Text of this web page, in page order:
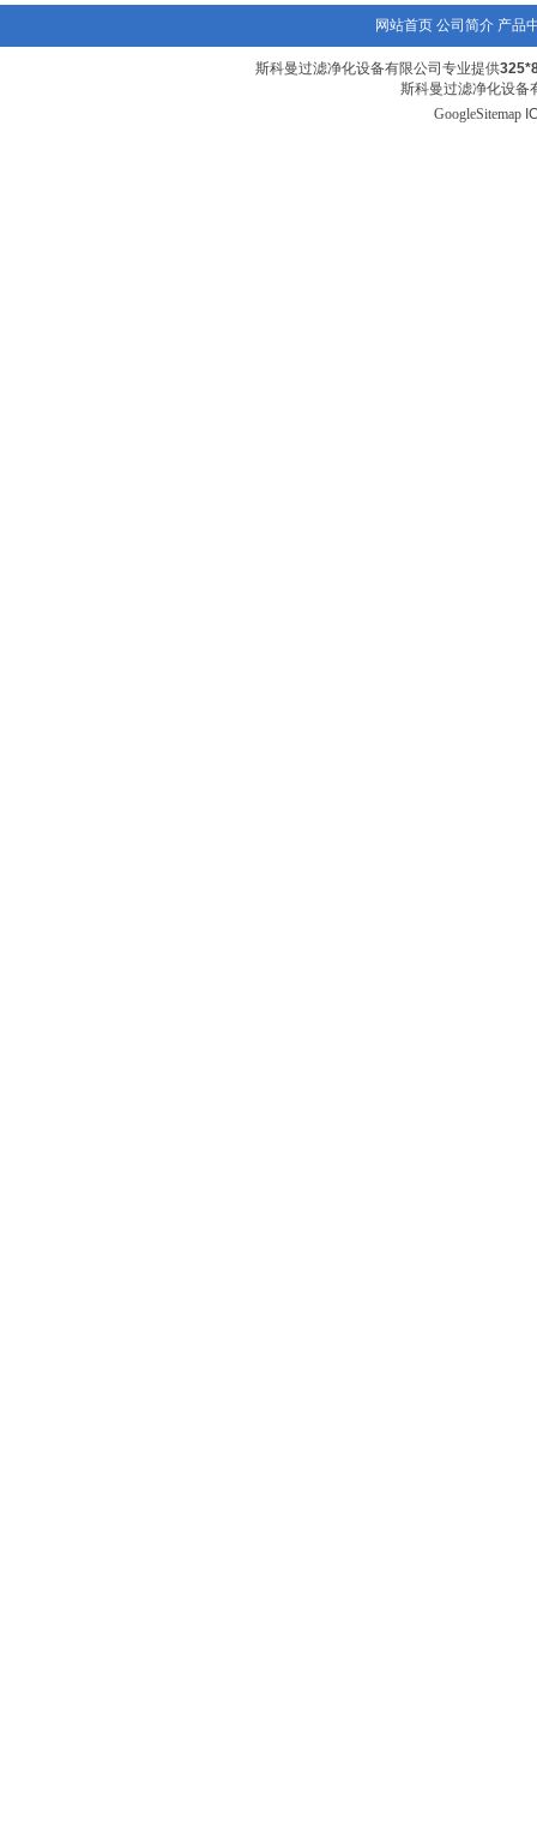
网站首页 公司简介 产品
斯科曼过滤净化设备有限公司专业提供
斯科曼过滤净化设备
GoogleSitemap